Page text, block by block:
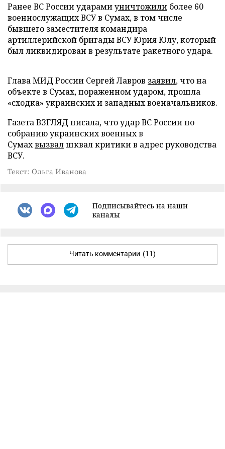
Ранее ВС России ударамиуничтожили более 60
военнослужащих ВСУ в Сумах, в том числе
бывшего заместителя командира
артиллерийской бригады ВСУ Юрия Юлу, который
был ликвидирован в результате ракетного удара.
Глава МИД России Сергей Лавров заявил, что на
объекте в Сумах, пораженном ударом, прошла
«сходка» украинских и западных военачальников.
Газета ВЗГЛЯД писала, что удар ВС России по
собранию украинских военных в
Сумахвызвалшквал критики в адрес руководства
ВСУ.
Текст: Ольга Иванова
Подписывайтесь на наши
каналы
Читать комментарии (11)